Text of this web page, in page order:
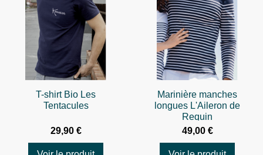
T-shirt Bio Les
Tentacules
29,90 €
Marinière manches
longues L'Aileron de
Requin
49,00 €